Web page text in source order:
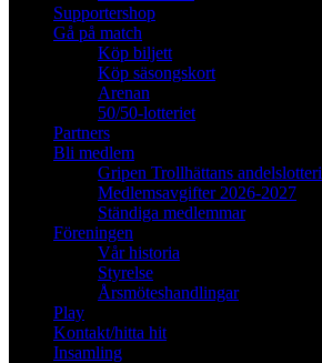
Supportershop
Gå på match
Köp biljett
Köp säsongskort
Arenan
50/50-lotteriet
Partners
Bli medlem
Gripen Trollhättans andelslotteri
Medlemsavgifter 2026-2027
Ständiga medlemmar
Föreningen
Vår historia
Styrelse
Årsmöteshandlingar
Play
Kontakt/hitta hit
Insamling